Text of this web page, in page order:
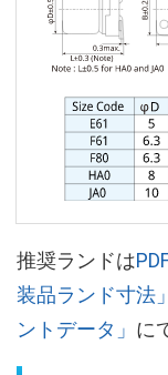
推奨ランドは
装品ランド寸法」
ントデータ」 に